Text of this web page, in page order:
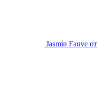
Jasmin Fauve от